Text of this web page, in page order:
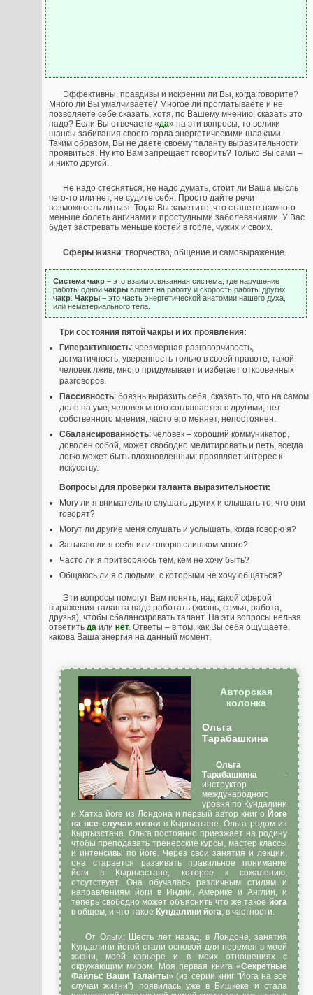
Эффективны, правдивы и искренни ли Вы, когда говорите?
Много ли Вы умалчиваете? Многое ли проглатываете и не
позволяете себе сказать, хотя, по Вашему мнению, сказать это
надо? Если Вы отвечаете «да» на эти вопросы, то велики
шансы забивания своего горла энергетическими шлаками .
Таким образом, Вы не даете своему таланту выразительности
проявиться. Ну кто Вам запрещает говорить? Только Вы сами –
и никто другой.
Не надо стесняться, не надо думать, стоит ли Ваша мысль
чего-то или нет, не судите себя. Просто дайте речи
возможность литься. Тогда Вы заметите, что станете намного
меньше болеть ангинами и простудными заболеваниями. У Вас
будет застревать меньше костей в горле, чужих и своих.
Сферы жизни: творчество, общение и самовыражение.
Система чакр – это взаимосвязанная система, где нарушение
работы одной чакры влияет на работу и скорость работы других
чакр Чакры – это часть энергетической анатомии нашего духа,
или нематериального тела.
Три состояния пятой чакры и их проявления:
Гиперактивность: чрезмерная разговорчивость,
догматичность, уверенность только в своей правоте; такой
человек лжив, много придумывает и избегает откровенных
разговоров.
Пассивность: боязнь выразить себя, сказать то, что на самом
деле на уме; человек много соглашается с другими, нет
собственного мнения, часто его меняет, непостоянен.
Сбалансированность: человек – хороший коммуникатор,
доволен собой, может свободно медитировать и петь, всегда
легко может быть вдохновленным; проявляет интерес к
искусству.
Вопросы для проверки таланта выразительности:
Могу ли я внимательно слушать других и слышать то, что они
говорят?
Могут ли другие меня слушать и услышать, когда говорю я?
Затыкаю ли я себя или говорю слишком много?
Часто ли я притворяюсь тем, кем не хочу быть?
Общаюсь ли я с людьми, с которыми не хочу общаться?
Эти вопросы помогут Вам понять, над какой сферой
выражения таланта надо работать (жизнь, семья, работа,
друзья), чтобы сбалансировать талант. На эти вопросы нельзя
ответить да или нет. Ответы – в том, как Вы себя ощущаете,
какова Ваша энергия на данный момент.
Авторская
колонка
Ольга
Тарабашкина
Ольга
Тарабашкина –
инструктор
международного
уровня по Кундалини
и Хатха йоге из Лондона и первый автор книг о Йоге
на все случаи жизни в Кыргызтане. Ольга родом из
Кыргызстана. Ольга постоянно приезжает на родину
чтобы преподавать тренерские курсы, мастер классы
и интенсивы по йоге. Через свои занятия и лекции,
она старается развивать правильное понимание
йоги в Кыргызстане, которое к сожалению,
отсутствует. Она обучалась различным стилям и
направлениям йоги в Индии, Америке и Англии, и
теперь свободно может объяснить что же такое йога
в общем, и что такое Кундалини йога, в частности.
От Ольги: Шесть лет назад, в Лондоне, занятия
Кундалини йогой стали основой для перемен в моей
жизни, моей карьере и в моих отношениях с
окружающим миром. Моя первая книга «Секретные
Файлы: Ваши Таланты» (из серии книг "Йога на все
случаи жизни") появилась уже в Бишкеке и стала